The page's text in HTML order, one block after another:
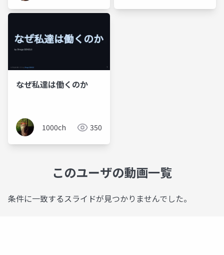
なぜ私達は働くのか
1000ch 350
このユーザの動画一覧
条件に一致するスライドが見つかりませんでした。